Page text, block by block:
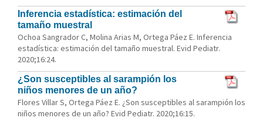
Inferencia estadística: estimación del
tamaño muestral
Ochoa Sangrador C, Molina Arias M, Ortega Páez E. Inferencia
estadística: estimación del tamaño muestral. Evid Pediatr.
2020;16:24.
¿Son susceptibles al sarampión los
niños menores de un año?
Flores Villar S, Ortega Páez E. ¿Son susceptibles al sarampión los
niños menores de un año? Evid Pediatr. 2020;16:15.